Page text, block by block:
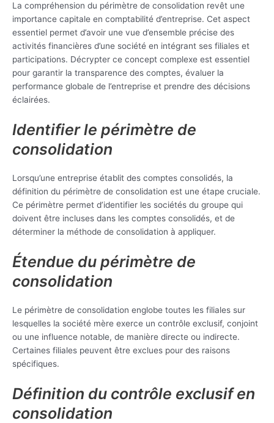
La compréhension du périmètre de consolidation revêt une
importance capitale en comptabilité d’entreprise. Cet aspect
essentiel permet d’avoir une vue d’ensemble précise des
activités financières d’une société en intégrant ses filiales et
participations. Décrypter ce concept complexe est essentiel
pour garantir la transparence des comptes, évaluer la
performance globale de l’entreprise et prendre des décisions
éclairées.
Identifier le périmètre de
consolidation
Lorsqu’une entreprise établit des comptes consolidés, la
définition du périmètre de consolidation est une étape cruciale.
Ce périmètre permet d’identifier les sociétés du groupe qui
doivent être incluses dans les comptes consolidés, et de
déterminer la méthode de consolidation à appliquer.
Étendue du périmètre de
consolidation
Le périmètre de consolidation englobe toutes les filiales sur
lesquelles la société mère exerce un contrôle exclusif, conjoint
ou une influence notable, de manière directe ou indirecte.
Certaines filiales peuvent être exclues pour des raisons
spécifiques.
Définition du contrôle exclusif en
consolidation